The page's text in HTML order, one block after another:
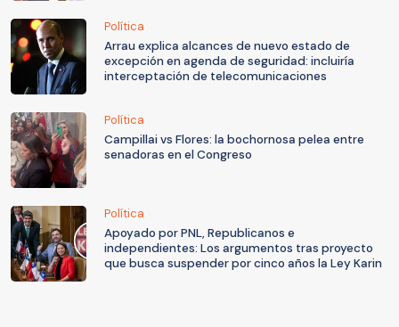
Política
Arrau explica alcances de nuevo estado de
excepción en agenda de seguridad: incluiría
interceptación de telecomunicaciones
Política
Campillai vs Flores: la bochornosa pelea entre
senadoras en el Congreso
Política
Apoyado por PNL, Republicanos e
independientes: Los argumentos tras proyecto
que busca suspender por cinco años la Ley Karin